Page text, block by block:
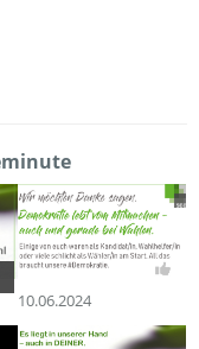
10.06.2024